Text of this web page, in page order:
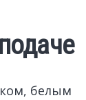
белым